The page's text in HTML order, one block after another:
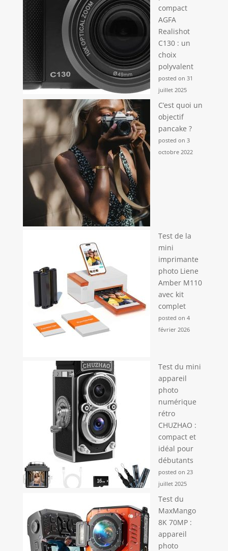
compact
AGFA
Realishot
C130 : un
choix
polyvalent
posted on 31
juillet 2025
C’est quoi un
objectif
pancake ?
posted on 3
octobre 2022
Test de la
mini
imprimante
photo Liene
Amber M110
avec kit
complet
posted on 4
février 2026
Test du mini
appareil
photo
numérique
rétro
CHUZHAO :
compact et
idéal pour
débutants
posted on 23
juillet 2025
Test du
MaxMango
8K 70MP :
appareil
photo